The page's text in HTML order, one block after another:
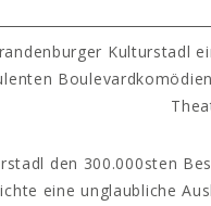
Kulturstadl
den 300.000sten
eine unglaubliche